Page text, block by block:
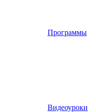
Программы
Видеоуроки